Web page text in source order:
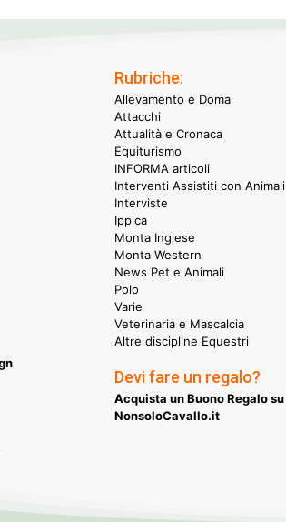
Rubriche:
Allevamento e Doma
Attacchi
Attualità e Cronaca
Equiturismo
INFORMA articoli
Interventi Assistiti con Animali
Interviste
Ippica
Monta Inglese
Monta Western
News Pet e Animali
Polo
Varie
Veterinaria e Mascalcia
Altre discipline Equestri
Devi fare un regalo?
Acquista un Buono Regalo su
NonsoloCavallo.it